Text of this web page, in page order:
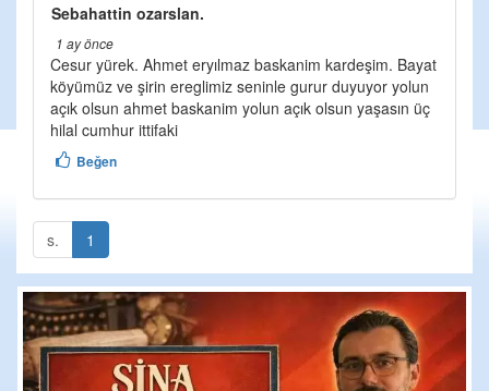
Sebahattin ozarslan.
1 ay önce
Cesur yürek. Ahmet eryılmaz baskanim kardeşim. Bayat
köyümüz ve şirin ereglimiz seninle gurur duyuyor yolun
açık olsun ahmet baskanim yolun açık olsun yaşasın üç
hilal cumhur ittifaki
Beğen
s. 1